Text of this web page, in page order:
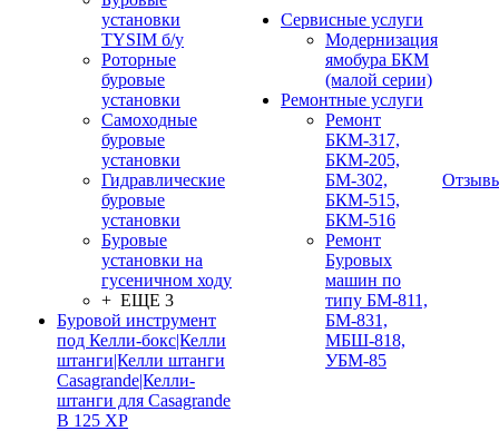
установки
TYSIM б/у
Роторные
буровые
установки
Самоходные
буровые
установки
Гидравлические
буровые
установки
Буровые
установки на
гусеничном ходу
+ ЕЩЕ 3
Буровой инструмент
под Келли-бокс|Келли
штанги|Келли штанги
Casagrande|Келли-
штанги для Casagrande
B 125 XP
Сервисные услуги
Модернизация
ямобура БКМ
(малой серии)
Ремонтные услуги
Ремонт
БКМ-317,
БКМ-205,
БМ-302,
БКМ-515,
БКМ-516
Ремонт
Буровых
машин по
типу БМ-811,
БМ-831,
МБШ-818,
УБМ-85